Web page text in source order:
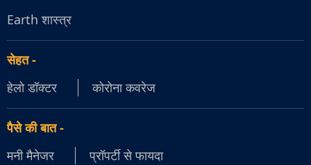
Earth शास्त्र
सेहत-
हेलो डॉक्टर
कोरोना कवरेज
पैसे की बात-
मनी मैनेजर
प्रॉपर्टी से फायदा